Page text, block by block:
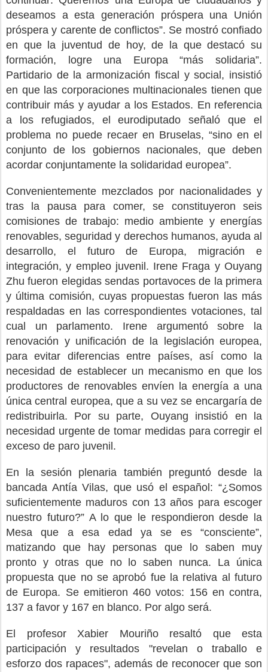
deseamos a esta generación próspera una Unión
próspera y carente de conflictos”. Se mostró confiado
en que la juventud de hoy, de la que destacó su
formación, logre una Europa “más solidaria”.
Partidario de la armonización fiscal y social, insistió
en que las corporaciones multinacionales tienen que
contribuir más y ayudar a los Estados. En referencia
a los refugiados, el eurodiputado señaló que el
problema no puede recaer en Bruselas, “sino en el
conjunto de los gobiernos nacionales, que deben
acordar conjuntamente la solidaridad europea”.
Convenientemente mezclados por nacionalidades y
tras la pausa para comer, se constituyeron seis
comisiones de trabajo: medio ambiente y energías
renovables, seguridad y derechos humanos, ayuda al
desarrollo, el futuro de Europa, migración e
integración, y empleo juvenil. Irene Fraga y Ouyang
Zhu fueron elegidas sendas portavoces de la primera
y última comisión, cuyas propuestas fueron las más
respaldadas en las correspondientes votaciones, tal
cual un parlamento. Irene argumentó sobre la
renovación y unificación de la legislación europea,
para evitar diferencias entre países, así como la
necesidad de establecer un mecanismo en que los
productores de renovables envíen la energía a una
única central europea, que a su vez se encargaría de
redistribuirla. Por su parte, Ouyang insistió en la
necesidad urgente de tomar medidas para corregir el
exceso de paro juvenil.
En la sesión plenaria también preguntó desde la
bancada Antía Vilas, que usó el español: “¿Somos
suficientemente maduros con 13 años para escoger
nuestro futuro?” A lo que le respondieron desde la
Mesa que a esa edad ya se es “consciente”,
matizando que hay personas que lo saben muy
pronto y otras que no lo saben nunca. La única
propuesta que no se aprobó fue la relativa al futuro
de Europa. Se emitieron 460 votos: 156 en contra,
137 a favor y 167 en blanco. Por algo será.
El profesor Xabier Mouriño resaltó que esta
participación y resultados "revelan o traballo e
esforzo dos rapaces", además de reconocer que son